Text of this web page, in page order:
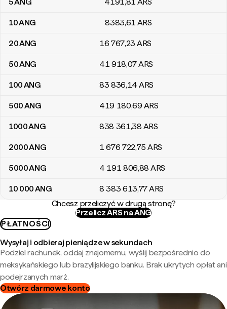
10ANG 8383,61 ARS
20ANG 16 767,23 ARS
50ANG 41 918,07ARS
100ANG 83 836,14 ARS
500ANG 419 180,69 ARS
1000ANG 838 361,38 ARS
2000ANG 1 676 722,75 ARS
5000ANG 4 191 806,88 ARS
10 000ANG 8 383 613,77ARS
Chcesz przeliczyć w drugą stronę?
Przelicz ARS na ANG
PŁATNOŚCI
Wysyłaj i odbieraj pieniądze w sekundach
Podziel rachunek, oddaj znajomemu, wyślij bezpośrednio do
meksykańskiego lub brazylijskiego banku. Brak ukrytych opłat ani
podejrzanych marż.
Otwórz darmowe konto